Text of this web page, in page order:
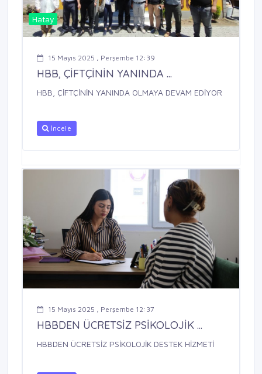
Hatay
15 Mayıs 2025 , Perşembe 12:39
HBB, ÇİFTÇİNİN YANINDA ...
HBB, ÇİFTÇİNİN YANINDA OLMAYA DEVAM EDİYOR
İncele
15 Mayıs 2025 , Perşembe 12:37
HBBDEN ÜCRETSİZ PSİKOLOJİK ...
HBBDEN ÜCRETSİZ PSİKOLOJİK DESTEK HİZMETİ